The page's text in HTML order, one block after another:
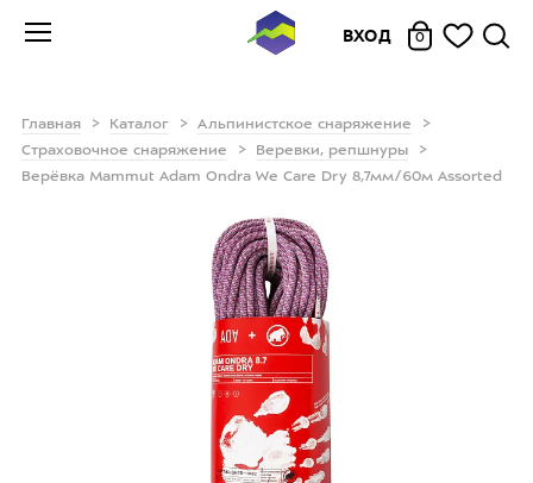
ВХОД 0
Главная Каталог
Альпинистское снаряжение
Страховочное снаряжение
Веревки, репшнуры
Верёвка Mammut Adam Ondra We Care Dry 8,7мм/60м Assorted